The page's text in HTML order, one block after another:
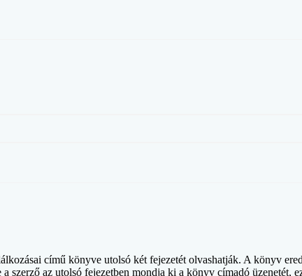
című könyve utolsó két fejezetét olvashatják. A könyv
az utolsó fejezetben mondja ki a könyv címadó üzenetét,